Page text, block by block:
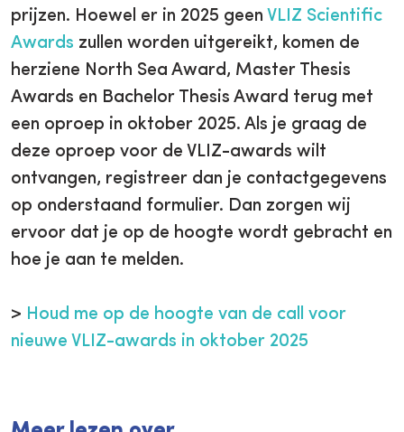
prijzen. Hoewel er in 2025 geen VLIZ Scientific
Awards zullen worden uitgereikt, komen de
herziene North Sea Award, Master Thesis
Awards en Bachelor Thesis Award terug met
een oproep in oktober 2025. Als je graag de
deze oproep voor de VLIZ-awards wilt
ontvangen, registreer dan je contactgegevens
op onderstaand formulier. Dan zorgen wij
ervoor dat je op de hoogte wordt gebracht en
hoe je aan te melden.
> Houd me op de hoogte van de call voor
nieuwe VLIZ-awards in oktober 2025